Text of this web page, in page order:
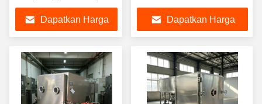
dengan sistem
Pendingin Udara
dirancang untuk
meningkatkan efisiensi
pengeringan sayuran
Dapatkan Harga
plus 50 derajat Celcius
dan Dua tahap Rotary
Vane Vacuum Pump
Dapatkan Harga